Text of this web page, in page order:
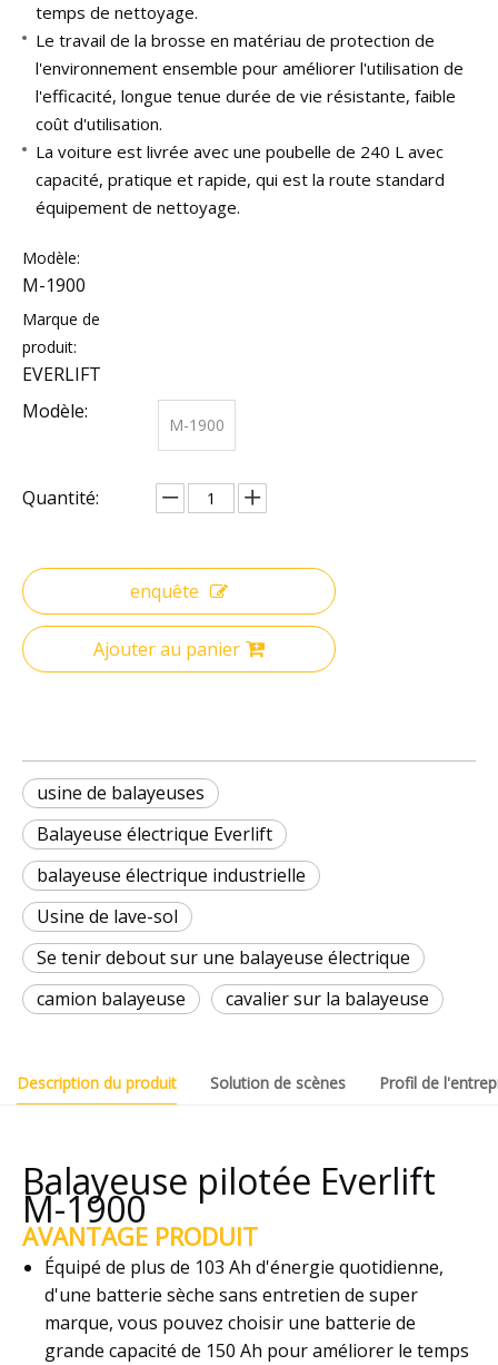
temps de nettoyage.
Le travail de la brosse en matériau de protection de
l'environnement ensemble pour améliorer l'utilisation de
l'efficacité, longue tenue durée de vie résistante, faible
coût d'utilisation.
La voiture est livrée avec une poubelle de 240 L avec
capacité, pratique et rapide, qui est la route standard
équipement de nettoyage.
Modèle:
M-1900
Marque de
produit:
EVERLIFT
Modèle:
M-1900
Quantité:
enquête
Ajouter au panier
usine de balayeuses
Balayeuse électrique Everlift
balayeuse électrique industrielle
Usine de lave-sol
Se tenir debout sur une balayeuse électrique
camion balayeuse
cavalier sur la balayeuse
Description du produit Solution de scènes Profil de
Balayeuse pilotée Everlift
M-1900
AVANTAGE PRODUIT
Équipé de plus de 103 Ah d'énergie quotidienne,
d'une batterie sèche sans entretien de super
marque, vous pouvez choisir une batterie de
grande capacité de 150 Ah pour améliorer le temps